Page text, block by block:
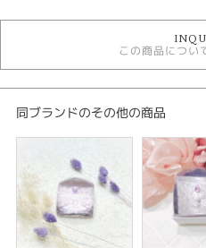
サボンドビジュ成約済み
色石ジュエリー ＞ バイカラータンザ
テイスト
カラー
ブルー
金種
この商品につい
同ブランドのその他の商品